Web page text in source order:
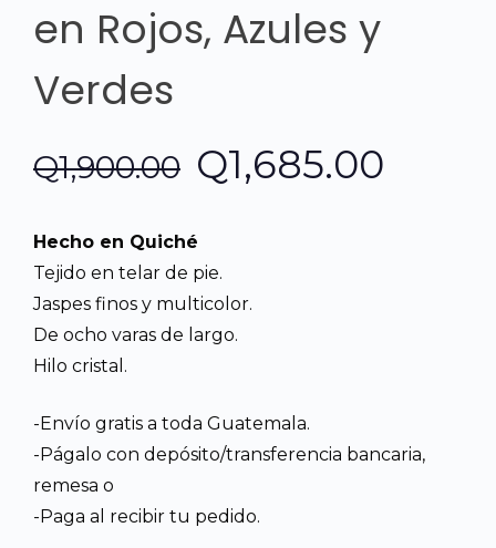
en Rojos, Azules y
Verdes
Q1,900.00 El
original
era:
Q1,685.00
Hecho en Quiché
Tejido en telar de pie.
Jaspes finos y multicolor.
De ocho varas de largo.
Hilo cristal.
-Envío gratis a toda Guatemala.
-Págalo con depósito/transferencia bancaria,
remesa o
-Paga al recibir tu pedido.